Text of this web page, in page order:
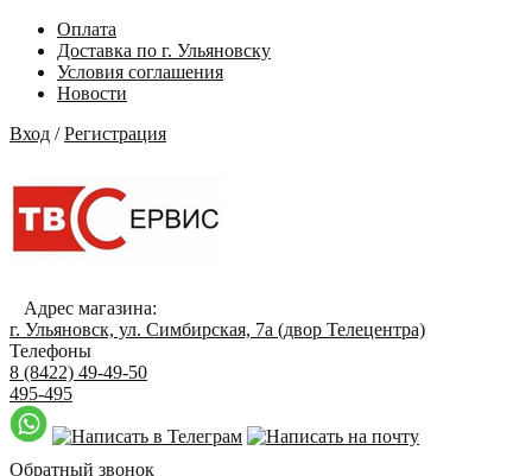
Оплата
Доставка по г. Ульяновску
Условия соглашения
Новости
Вход /Регистрация
Адрес магазина:
г. Ульяновск, ул. Симбирская, 7а (двор Телецентра)
Телефоны
8 (8422) 49-49-50
495-495
Обратный звонок